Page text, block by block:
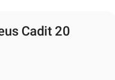
Cadit 20